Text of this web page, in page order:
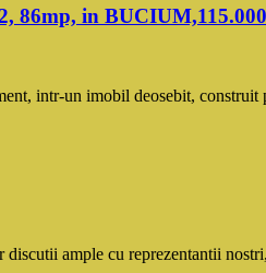
86mp, in
intr-un imobil deosebit,
ample cu reprezentantii nostri,